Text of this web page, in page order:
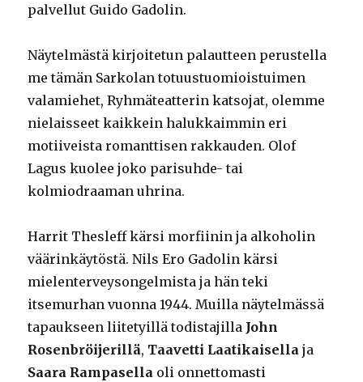
palvellut Guido Gadolin.
Näytelmästä kirjoitetun palautteen perustella
me tämän Sarkolan totuustuomioistuimen
valamiehet, Ryhmäteatterin katsojat, olemme
nielaisseet kaikkein halukkaimmin eri
motiiveista romanttisen rakkauden. Olof
Lagus kuolee joko parisuhde- tai
kolmiodraaman uhrina.
Harrit Thesleff kärsi morfiinin ja alkoholin
väärinkäytöstä. Nils Ero Gadolin kärsi
mielenterveysongelmista ja hän teki
itsemurhan vuonna 1944. Muilla näytelmässä
tapaukseen liitetyillä todistajilla John
Rosenbröijerillä, Taavetti Laatikaisella ja
Saara Rampasella oli onnettomasti